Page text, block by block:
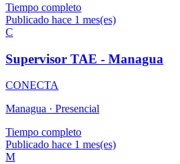
Tiempo completo
Publicado hace 1 mes(es)
C
Supervisor TAE - Managua
CONECTA
Managua · Presencial
Tiempo completo
Publicado hace 1 mes(es)
M